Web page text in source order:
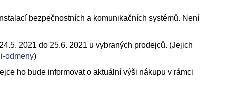
bezpečnostních a komunikačních systémů. Není
2021 do 25.6. 2021 u vybraných prodejců. (Jejich
odmeny)
ho bude informovat o aktuální výši nákupu v rámci